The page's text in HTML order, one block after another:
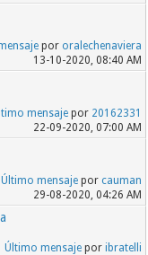
por oralechenaviera
13-10-2020, 08:40 AM
mensajepor 20162331
22-09-2020, 07:00 AM
Último mensajepor cauman
29-08-2020, 04:26 AM
Último mensajepor ibratelli